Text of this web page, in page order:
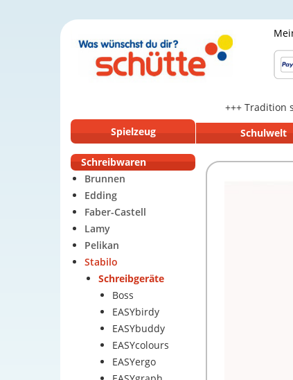
+++ Tradition
Spielzeug
Schulwelt
Schreibwaren
Brunnen
Edding
Faber-Castell
Lamy
Pelikan
Stabilo
Schreibgeräte
Boss
EASYbirdy
EASYbuddy
EASYcolours
EASYergo